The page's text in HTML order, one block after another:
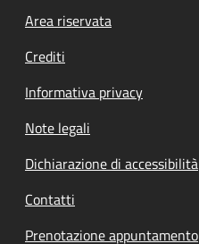
Footer menu
Area riservata
Crediti
Informativa privacy
Note legali
Dichiarazione di accessibilità
Contatti
Prenotazione appuntamento